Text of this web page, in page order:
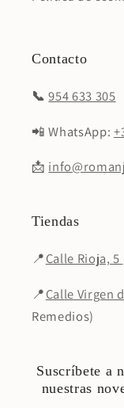
Contacto
📞954 633 305
📲 WhatsApp:
📩
Tiendas
📍Calle Rioja, 5
📍Calle Virgen
Remedios)
Suscríbete a
nuestras